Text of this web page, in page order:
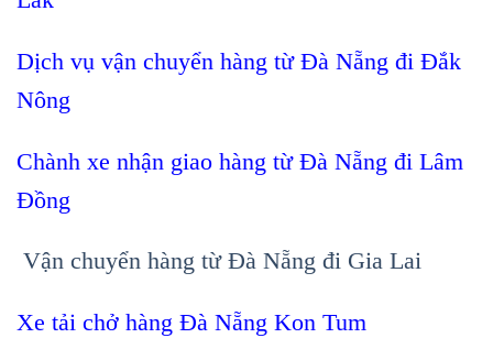
Dịch vụ vận chuyển hàng từ Đà Nẵng đi Đắk
Nông
Chành xe nhận giao hàng từ Đà Nẵng đi Lâm
Đồng
Vận chuyển hàng từ Đà Nẵng đi Gia Lai
Xe tải chở hàng Đà Nẵng Kon Tum